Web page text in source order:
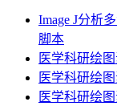
Image J分析
脚本
医学科研绘
医学科研绘
医学科研绘